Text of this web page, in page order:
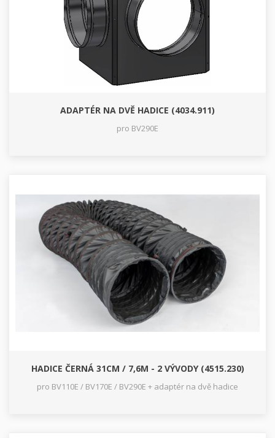
ADAPTÉR NA DVĚ HADICE (4034.911)
pro BV290E
HADICE ČERNÁ 31CM / 7,6M - 2 VÝVODY (4515.230)
pro BV110E / BV170E / BV290E + adaptér na dvě hadice